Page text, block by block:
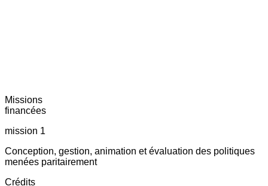
Missions
financées
mission 1
Conception, gestion, animation et évaluation des politiques
menées paritairement
Crédits